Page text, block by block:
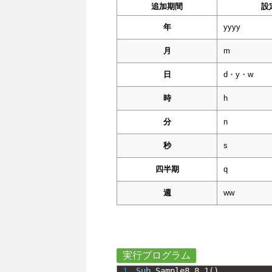
追加期間 設
年 yyyy
月 m
日 d・y・w
時 h
分 n
秒 s
四半期 q
週 ww
実行プログラム